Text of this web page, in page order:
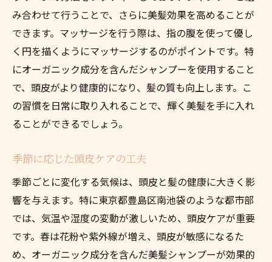
み合わせて行うことで、さらに美髪効果を高めることが
できます。マッサージを行う際は、指の腹を使って優し
く円を描くようにマッサージするのがポイントです。特
にオーガニック成分を含んだシャンプーを使用すること
で、頭皮がより健康的になり、髪の質も向上します。こ
の習慣を日常に取り入れることで、輝く美髪を手に入れ
ることができるでしょう。
季節に応じた頭皮ケアの工夫
季節ごとに変化する気候は、頭皮と髪の健康に大きく影
響を与えます。特に東京都豊島区南池袋のような都市部
では、気温や湿度の変動が激しいため、頭皮ケアが重要
です。春は花粉や紫外線が増え、頭皮が敏感になるた
め、オーガニック成分を含んだ美髪シャンプーが効果的